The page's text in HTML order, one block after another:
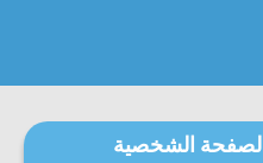
الصفحة الشخصية